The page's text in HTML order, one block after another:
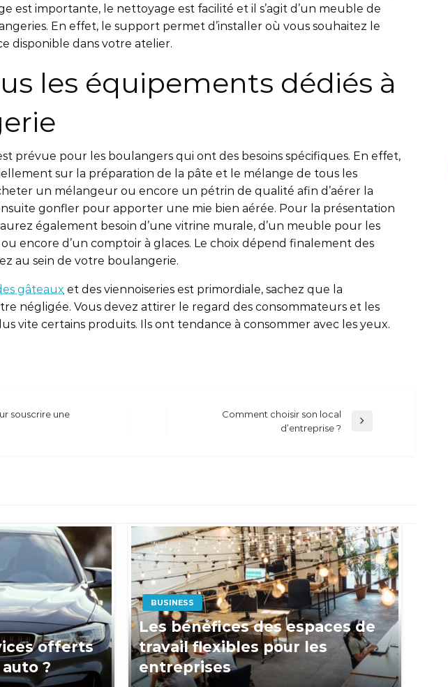
est importante, le nettoyage est facilité et il s’agit d’un meuble de
En effet, le support permet d’installer où vous souhaitez le
disponible dans votre atelier.
les équipements dédiés à
prévue pour les boulangers qui ont des besoins spécifiques. En effet,
sur la préparation de la pâte et le mélange de tous les
un mélangeur ou encore un pétrin de qualité afin d’aérer la
gonfler pour apporter une mie bien aérée. Pour la présentation
également besoin d’une vitrine murale, d’un meuble pour les
encore d’un comptoir à glaces. Le choix dépend finalement des
au sein de votre boulangerie.
gâteaux et des viennoiseries est primordiale, sachez que la
négligée. Vous devez attirer le regard des consommateurs et les
vite certains produits. Ils ont tendance à consommer avec les yeux.
souscrire une
Comment choisir son local
d’entreprise ?
offerts
?
BUSINESS
Les bénéfices des espaces de
travail flexibles pour les
entreprises